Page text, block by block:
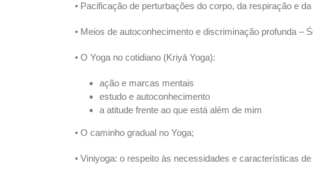
• Pacificação de perturbações do corpo, da respiração e
• Meios de autoconhecimento e discriminação profunda –
• O Yoga no cotidiano (Kriyā Yoga):
ação e marcas mentais
estudo e autoconhecimento
a atitude frente ao que está além de mim
• O caminho gradual no Yoga;
• Viniyoga: o respeito às necessidades e características